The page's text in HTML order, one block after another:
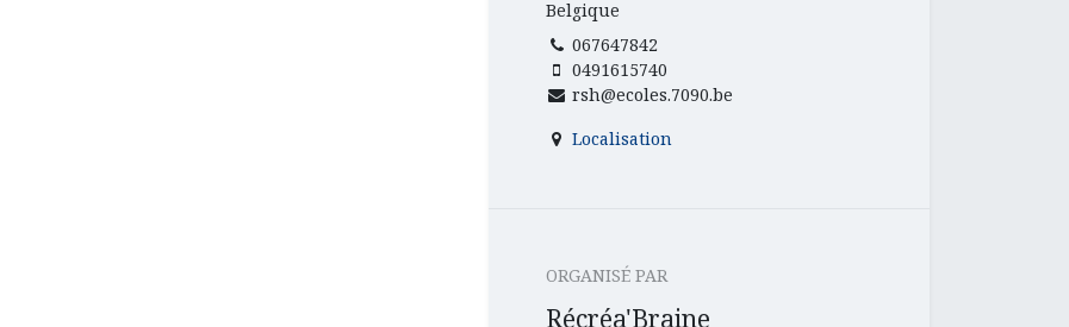
Belgique
067647842
0491615740
rsh@ecoles.7090.be
Localisation
ORGANISÉ PAR
Récréa'Braine